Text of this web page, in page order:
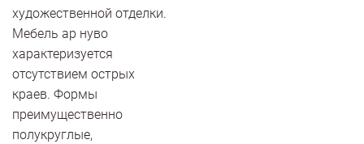
художественной отделки.
Мебель ар нуво
характеризуется
отсутствием острых
краев. Формы
преимущественно
полукруглые,